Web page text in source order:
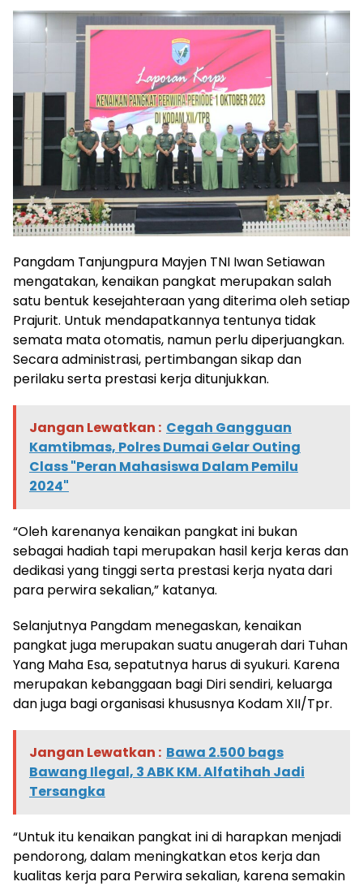
Pangdam Tanjungpura Mayjen TNI Iwan Setiawan
mengatakan, kenaikan pangkat merupakan salah
satu bentuk kesejahteraan yang diterima oleh setiap
Prajurit. Untuk mendapatkannya tentunya tidak
semata mata otomatis, namun perlu diperjuangkan.
Secara administrasi, pertimbangan sikap dan
perilaku serta prestasi kerja ditunjukkan.
Jangan Lewatkan : Cegah Gangguan
Kamtibmas, Polres Dumai Gelar Outing
Class "Peran Mahasiswa Dalam Pemilu
2024"
“Oleh karenanya kenaikan pangkat ini bukan
sebagai hadiah tapi merupakan hasil kerja keras dan
dedikasi yang tinggi serta prestasi kerja nyata dari
para perwira sekalian,” katanya.
Selanjutnya Pangdam menegaskan, kenaikan
pangkat juga merupakan suatu anugerah dari Tuhan
Yang Maha Esa, sepatutnya harus di syukuri. Karena
merupakan kebanggaan bagi Diri sendiri, keluarga
dan juga bagi organisasi khususnya Kodam XII/Tpr.
Jangan Lewatkan : Bawa 2.500 bags
Bawang Ilegal, 3 ABK KM. Alfatihah Jadi
Tersangka
“Untuk itu kenaikan pangkat ini di harapkan menjadi
pendorong, dalam meningkatkan etos kerja dan
kualitas kerja para Perwira sekalian, karena semakin